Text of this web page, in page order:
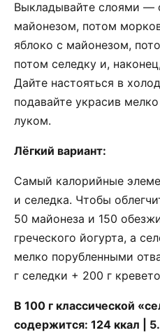
Выкладывайте слоями —
майонезом, потом
яблоко с майонезом,
потом селедку и,
Дайте настояться в
подавайте украсив
луком.
Лёгкий вариант:
Самый калорийные
и селедка. Чтобы
50 майонеза и 150
греческого йогурта, а
мелко порубленными
г селедки + 200 г
В 100 г классической
содержится: 124 ккал |